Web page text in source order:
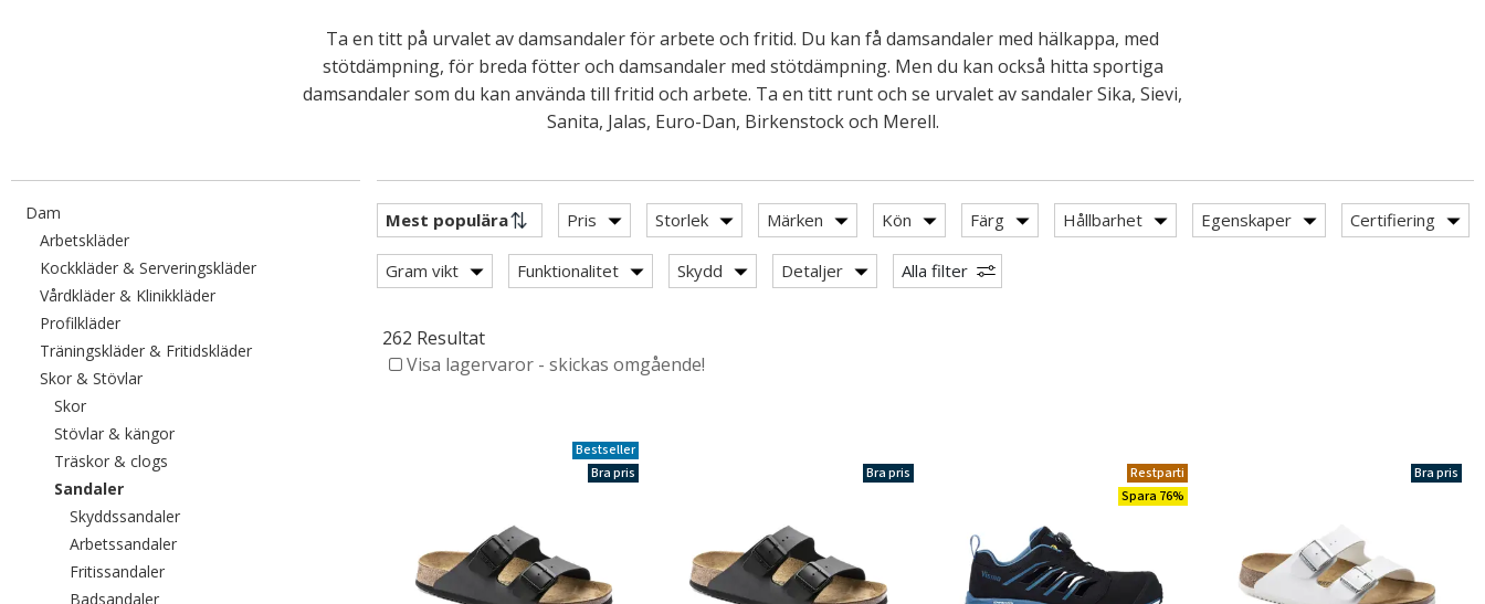
Ta en titt på urvalet av damsandaler för arbete och fritid. Du kan få damsandaler med hälkappa, med
stötdämpning, för breda fötter och damsandaler med stötdämpning. Men du kan också hitta sportiga
damsandaler som du kan använda till fritid och arbete. Ta en titt runt och se urvalet av sandaler Sika, Sievi,
Sanita, Jalas, Euro-Dan, Birkenstock och Merell.
Dam
ArbetskläderFiltrera efter category: Arbetskläder
Kockkläder & ServeringskläderFiltrera efter category: Kockkläder & Serveringskläder
Vårdkläder & KlinikkläderFiltrera efter category: Vårdkläder & Klinikkläder
ProfilkläderFiltrera efter category: Profilkläder
Träningskläder & FritidskläderFiltrera efter category: Träningskläder & Fritidskläder
Skor & StövlarFiltrera efter category: Skor & Stövlar
SkorFiltrera efter category: Skor
Stövlar & kängorFiltrera efter category: Stövlar & kängor
Träskor & clogs
SandalerValda För närvarande sorterad efter category: Sandaler
SkyddssandalerFiltrera efter category: Skyddssandaler
ArbetssandalerFiltrera efter category: Arbetssandaler
FritissandalerFiltrera efter category: Fritissandaler
BadsandalerFiltrera efter category: Badsandaler
Pris Storlek Märken Kön Färg Hållbarhet Egenskaper Certifiering
Gram vikt Funktionalitet Skydd Detaljer Alla filter
262 Resultat
Visa lagervaror - skickas omgående!
Bestseller
Bra pris
Bra pris
Restparti
Spara 76%
Bra pris